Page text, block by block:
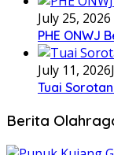
July 25, 2026
PHE ONWJ
July 11, 2026
Tuai
Berita